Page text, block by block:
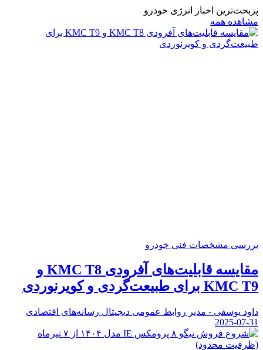
پربحث‌ترین اخبار انرژی خودرو
مشاهده همه
بررسی مشخصات فنی خودرو
مقایسه قابلیت‌های آفرودی KMC T8 و
KMC T9 برای طبیعت‌گردی و کویرنوردی
داود یوسفی - مدیر روابط عمومی دیجیتال رسانه‌های اقتصادی
2025-07-31